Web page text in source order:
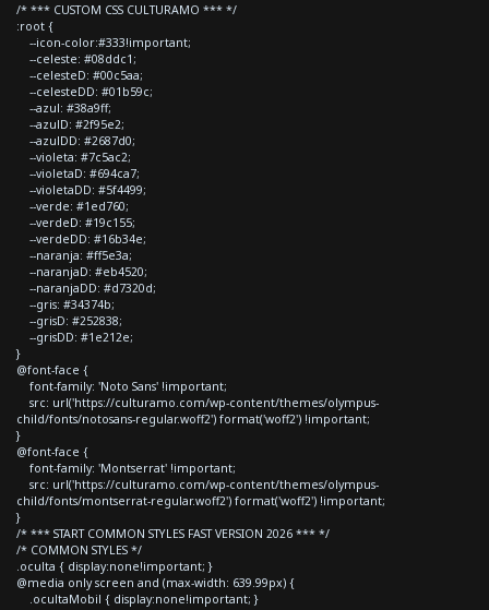
/* *** CUSTOM CSS CULTURAMO *** */
:root {
--icon-color:#333!important;
--celeste: #08ddc1;
--celesteD: #00c5aa;
--celesteDD: #01b59c;
--azul: #38a9ff;
--azulD: #2f95e2;
--azulDD: #2687d0;
--violeta: #7c5ac2;
--violetaD: #694ca7;
--violetaDD: #5f4499;
--verde: #1ed760;
--verdeD: #19c155;
--verdeDD: #16b34e;
--naranja: #ff5e3a;
--naranjaD: #eb4520;
--naranjaDD: #d7320d;
--gris: #34374b;
--grisD: #252838;
--grisDD: #1e212e;
}
@font-face {
font-family: 'Noto Sans' !important;
src: url('https://culturamo.com/wp-content/themes/olympus-
child/fonts/notosans-regular.woff2') format('woff2') !important;
}
@font-face {
font-family: 'Montserrat' !important;
src: url('https://culturamo.com/wp-content/themes/olympus-
child/fonts/montserrat-regular.woff2') format('woff2') !important;
}
/* *** START COMMON STYLES FAST VERSION 2026 *** */
/* COMMON STYLES */
.oculta { display:none!important; }
@media only screen and (max-width: 639.99px) {
.ocultaMobil { display:none!important; }